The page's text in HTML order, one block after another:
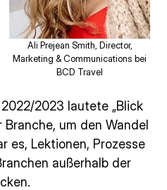
Ali Prejean Smith, Director,
Marketing & Communications bei
BCD Travel
2023 lautete „Blick
um den Wandel
es, Lektionen, Prozesse
außerhalb der